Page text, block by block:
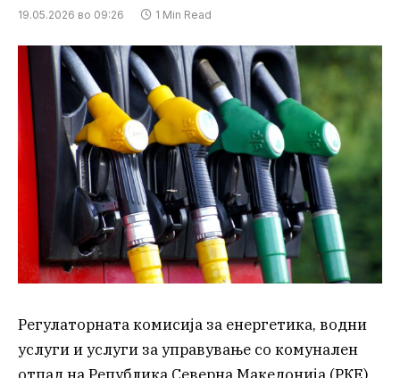
19.05.2026 во 09:26 1 Min Read
Регулаторната комисија за енергетика, водни
услуги и услуги за управување со комунален